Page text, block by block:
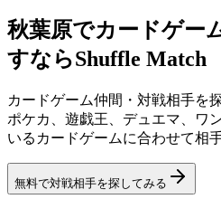
秋葉原でカードゲー
すならShuffle Match
カードゲーム仲間・対戦相手を
ポケカ、遊戯王、デュエマ、ワ
いるカードゲームに合わせて相
無料で対戦相手を探してみる